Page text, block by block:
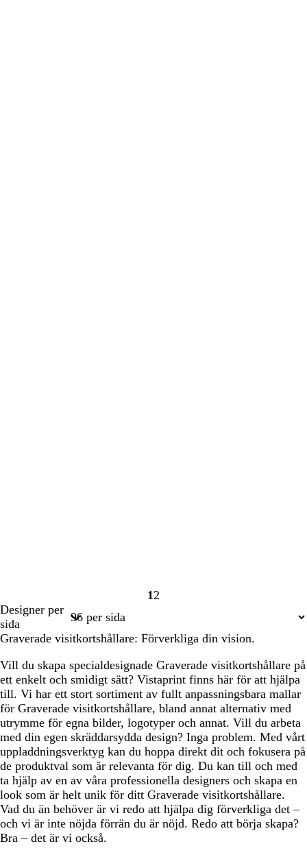
Sida
1 Sida
2
Designer per
sida
Graverade visitkortshållare: Förverkliga din vision.
Vill du skapa specialdesignade Graverade visitkortshållare på
ett enkelt och smidigt sätt? Vistaprint finns här för att hjälpa
till. Vi har ett stort sortiment av fullt anpassningsbara mallar
för Graverade visitkortshållare, bland annat alternativ med
utrymme för egna bilder, logotyper och annat. Vill du arbeta
med din egen skräddarsydda design? Inga problem. Med vårt
uppladdningsverktyg kan du hoppa direkt dit och fokusera på
de produktval som är relevanta för dig. Du kan till och med
ta hjälp av en av våra professionella designers och skapa en
look som är helt unik för ditt Graverade visitkortshållare.
Vad du än behöver är vi redo att hjälpa dig förverkliga det –
och vi är inte nöjda förrän du är nöjd. Redo att börja skapa?
Bra – det är vi också.